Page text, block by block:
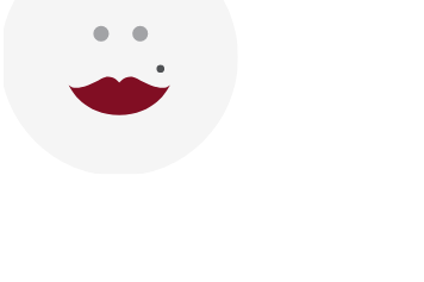
Wat is de privacyverklaring van
Berekent HuurwoningenRotterdam
makelaarsvergoeding/bemiddelingsvergoeding?